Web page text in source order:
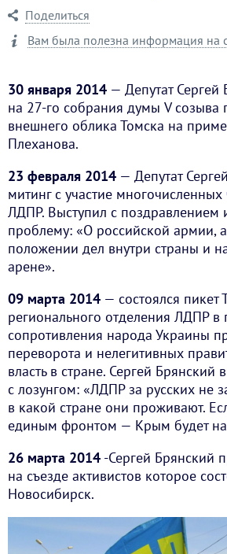
Поделиться
Вам была полезна информация на
30 января 2014 — Депутат Сергей
на 27-го собрания думы V созыва
внешнего облика Томска на
Плеханова.
23 февраля 2014 — Депутат
митинг с участие
ЛДПР. Выступил с поздравлением
проблему: «О российской армии,
положении дел внутри страны и
арене».
09 марта 2014 — состоялся пикет
регионального отделения ЛДПР в
сопротивления народа Украины
переворота и нелегитивных
власть в стране. Сергей Брянский
с лозунгом: «ЛДПР за русских не
в какой стране они проживают.
единым фронтом — Крым будет
26 марта 2014 -Сергей Брянский
на съезде активистов которое
Новосибирск.